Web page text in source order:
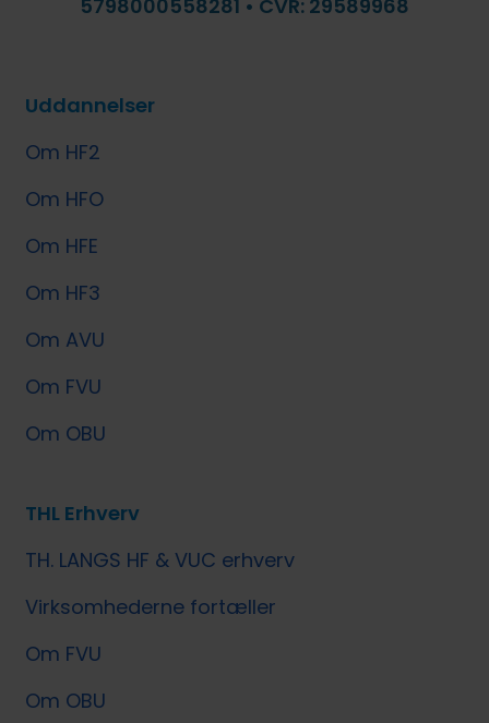
5798000558281 • CVR: 29589968
Uddannelser
Om HF2
Om HFO
Om HFE
Om HF3
Om AVU
Om FVU
Om OBU
THL Erhverv
TH. LANGS HF & VUC erhverv
Virksomhederne fortæller
Om FVU
Om OBU